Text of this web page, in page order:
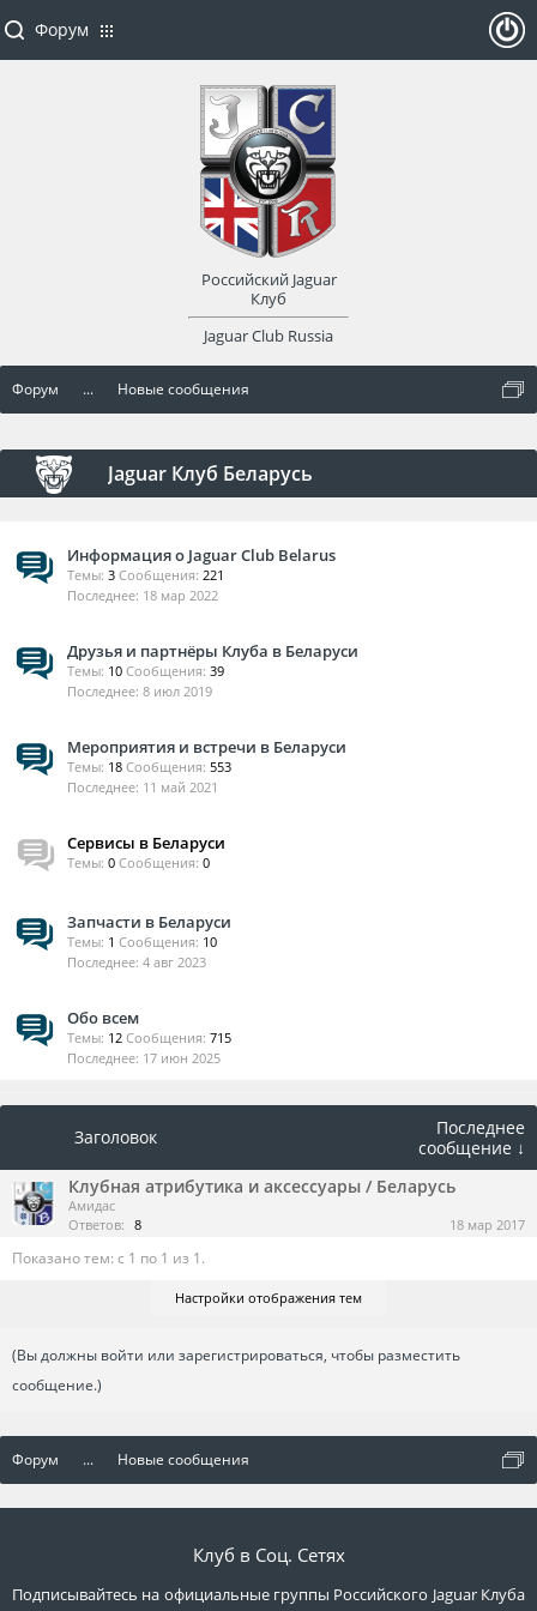
Форум ... Новые сообщения
Jaguar Клуб Беларусь
Информация о Jaguar Club Belarus
Темы: 3 Сообщения: 221
18 мар 2022
Друзья и партнёры Клуба в Беларуси
Темы: 10 Сообщения: 39
8 июл 2019
Мероприятия и встречи в Беларуси
Темы: 18 Сообщения: 553
11 май 2021
Сервисы в Беларуси
Темы: 0 Сообщения: 0
Запчасти в Беларуси
Темы: 1 Сообщения: 10
4 авг 2023
Обо всем
Темы: 12 Сообщения: 715
17 июн 2025
Заголовок
Последнее
сообщение ↓
Клубная атрибутика и аксессуары / Беларусь
Амидас
Ответов: 8 18 мар 2017
Показано тем: с 1 по 1 из 1.
Настройки отображения тем
(Вы должны войти или зарегистрироваться, чтобы разместить
сообщение.)
Форум ... Новые сообщения
Форум
Российский Jaguar
Клуб
Jaguar Club Russia
оват
Клуб в Соц. Сетях
Подписывайтесь на официальные группы Российского Jaguar Клуба